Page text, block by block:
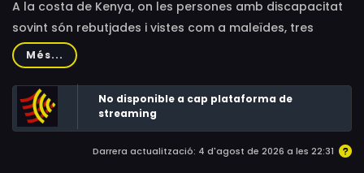
A la costa de Kenya, on les persones amb discapacitat
sovint són rebutjades i vistes com a maleïdes, tres
adolescents decidits es proposen desafiar l'estigma de
la seva comunitat i escalar la muntanya més alta
d'Àfrica, el Kilimanjaro.
Més...
No disponible a cap plataforma de
streaming
Darrera actualització: 4 d'agost de 2026 a les 22:31